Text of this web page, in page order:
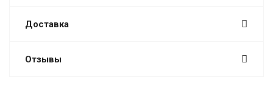
Доставка
Отзывы